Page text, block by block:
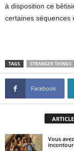
à disposition ce
certaines séquences
TAGS STRANGER THINGS
Facebook
Vous